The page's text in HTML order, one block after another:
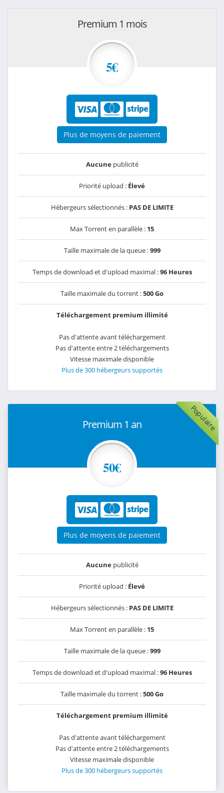
Premium 1 mois
5€
Plus de moyens de paiement
Aucunepublicité
Priorité upload : Élevé
Hébergeurs sélectionnés : PAS DE LIMITE
Max Torrent en parallèle : 15
Taille maximale de la queue :999
Temps de download et d'upload maximal :96 Heures
Taille maximale du torrent :500 Go
Téléchargement premium illimité
Pas d'attente avant téléchargement
Pas d'attente entre 2 téléchargements
Vitesse maximale disponible
Plus de 300 hébergeurs supportés
Populaire
Premium 1 an
50€
Plus de moyens de paiement
Aucunepublicité
Priorité upload : Élevé
Hébergeurs sélectionnés : PAS DE LIMITE
Max Torrent en parallèle : 15
Taille maximale de la queue :999
Temps de download et d'upload maximal :96 Heures
Taille maximale du torrent :500 Go
Téléchargement premium illimité
Pas d'attente avant téléchargement
Pas d'attente entre 2 téléchargements
Vitesse maximale disponible
Plus de 300 hébergeurs supportés